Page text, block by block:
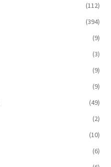
(112)
(394)
(9)
(3)
(9)
(9)
(49)
(2)
(10)
(6)